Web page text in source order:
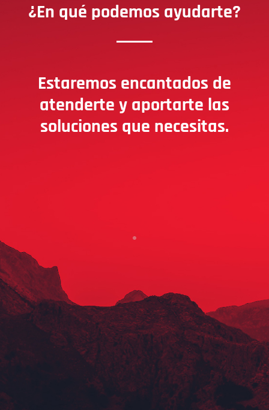
¿En qué podemos ayudarte?
Estaremos encantados de
atenderte y aportarte las
soluciones que necesitas.